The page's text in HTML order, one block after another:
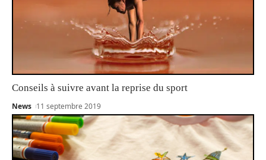
Conseils à suivre avant la reprise du sport
News 11 septembre 2019